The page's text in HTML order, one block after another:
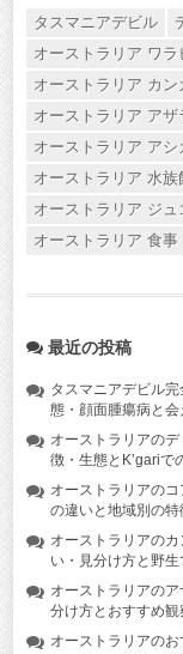
タスマニアデビル
オーストラリア ワラ
オーストラリア カン
オーストラリア アザ
オーストラリア アシ
オーストラリア 水族
オーストラリア ジュ
オーストラリア 食事
最近の投稿
タスマニアデビル
態・顔面腫瘍病と会
オーストラリアの
徴・生態とK’gariで
オーストラリアの
の違いと地域別の特
オーストラリアの
い・見分け方と野
オーストラリアの
分け方とおすすめ観
オーストラリアの